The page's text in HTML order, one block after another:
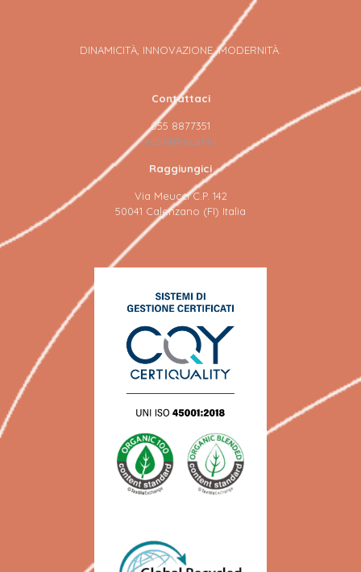
DINAMICITÀ, INNOVAZIONE, MODERNITÀ.
Contattaci
055 8877351
ecafil@ecafil.it
Raggiungici
Via Meucci C.P. 142
50041 Calenzano (FI) Italia